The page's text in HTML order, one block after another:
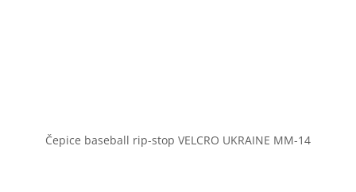
Čepice baseball rip-stop VELCRO UKRAINE MM-14